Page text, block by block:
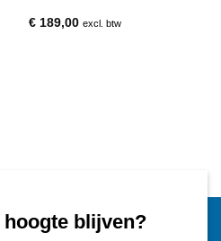
€189,00 excl. btw
blijven?